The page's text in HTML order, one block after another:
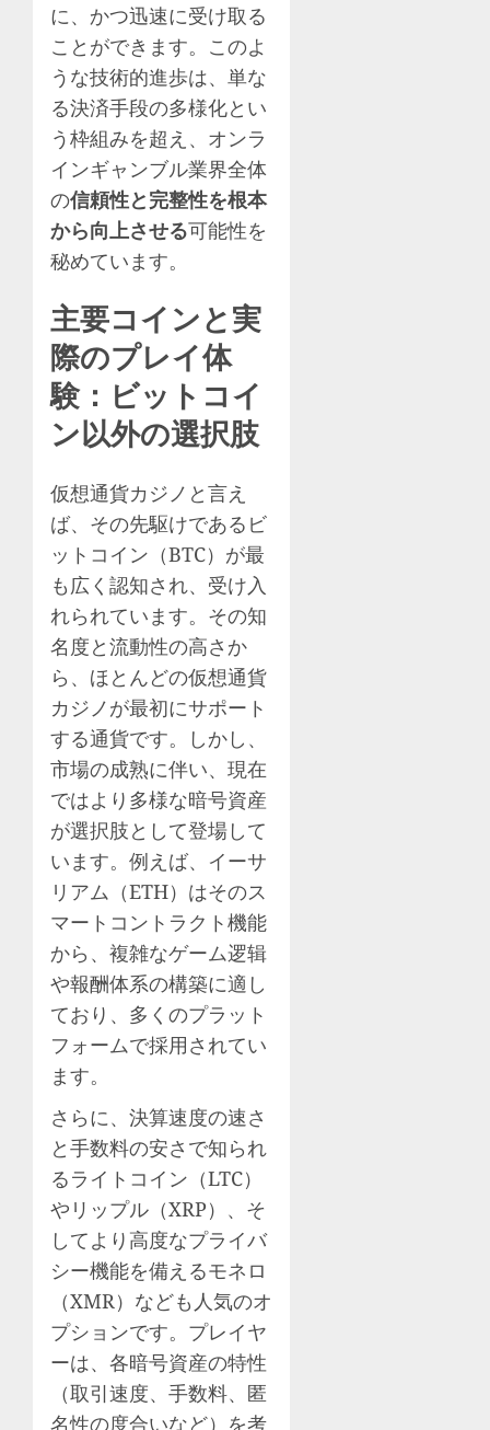
に、かつ迅速に受け取る
ことができます。このよ
うな技術的進歩は、単な
る決済手段の多様化とい
う枠組みを超え、オンラ
インギャンブル業界全体
の信頼性と完整性を根本
から向上させる可能性を
秘めています。
主要コインと実
際のプレイ体
験：ビットコイ
ン以外の選択肢
仮想通貨カジノと言え
ば、その先駆けであるビ
ットコイン（BTC）が最
も広く認知され、受け入
れられています。その知
名度と流動性の高さか
ら、ほとんどの仮想通貨
カジノが最初にサポート
する通貨です。しかし、
市場の成熟に伴い、現在
ではより多様な暗号資産
が選択肢として登場して
います。例えば、イーサ
リアム（ETH）はそのス
マートコントラクト機能
から、複雑なゲーム逻辑
や報酬体系の構築に適し
ており、多くのプラット
フォームで採用されてい
ます。
さらに、決算速度の速さ
と手数料の安さで知られ
るライトコイン（LTC）
やリップル（XRP）、そ
してより高度なプライバ
シー機能を備えるモネロ
（XMR）なども人気のオ
プションです。プレイヤ
ーは、各暗号資産の特性
（取引速度、手数料、匿
名性の度合いなど）を考